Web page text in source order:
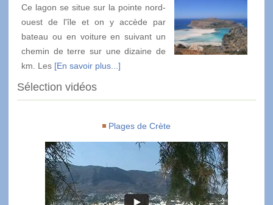
Ce lagon se situe sur la pointe nord-
ouest de l'île et on y accède par
bateau ou en voiture en suivant un
chemin de terre sur une dizaine de
km. Les [En savoir plus...]
Sélection vidéos
Plages de Crète